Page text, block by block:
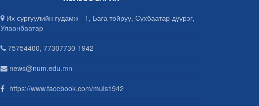
Их сургуулийн гудамж - 1, Бага тойруу, Сүхбаатар дүүрэг,
Улаанбаатар
75754400, 77307730-1942
news@num.edu.mn
https://www.facebook.com/muis1942